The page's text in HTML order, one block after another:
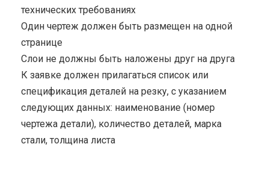
технических требованиях
Один чертеж должен быть размещен на одной
странице
Cлои не должны быть наложены друг на друга
К заявке должен прилагаться список или
спецификация деталей на резку, с указанием
следующих данных: наименование (номер
чертежа детали), количество деталей, марка
стали, толщина листа